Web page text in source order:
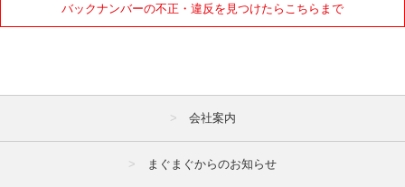
バックナンバーの不正・違反を見つけたらこちらまで
会社案内
まぐまぐからのお知らせ